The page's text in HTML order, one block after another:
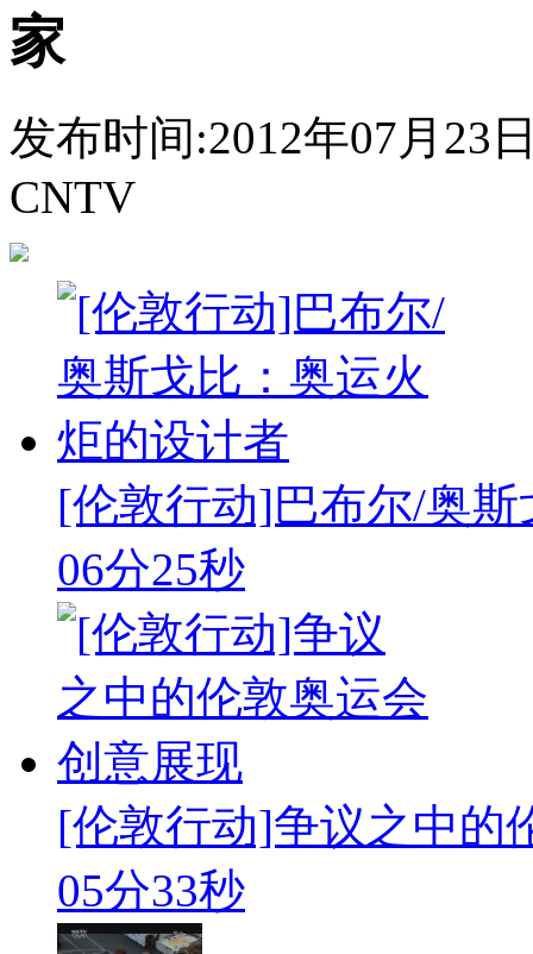
家
发布时间:2012年07月23
CNTV
[伦敦行动]巴布尔/奥
06分25秒
[伦敦行动]争议之中的
05分33秒